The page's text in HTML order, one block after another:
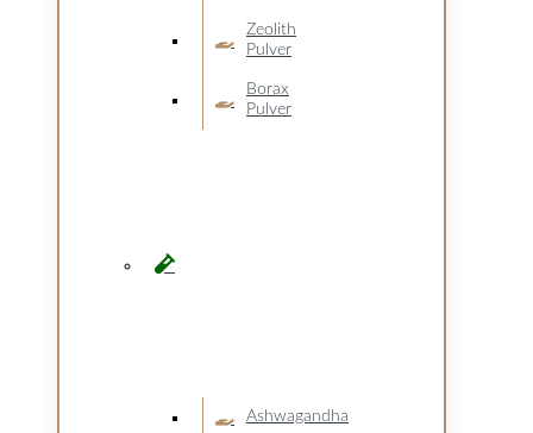
Zeolith
Pulver
Borax
Pulver
Ashwagandha